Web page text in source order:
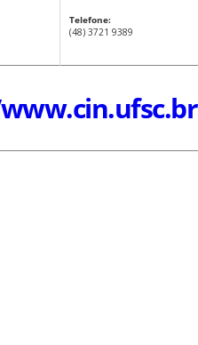
Telefone:
(48) 3721 9389